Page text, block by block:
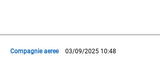
Compagnie aeree 03/09/2025 10:48